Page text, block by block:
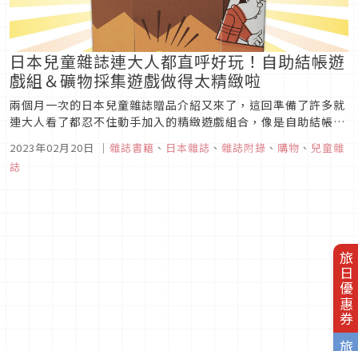
旅日優惠券
日本兒童雜誌連大人都直呼好玩！自助結帳遊
戲組＆礦物採集遊戲做得太精緻啦
兩個月一次的日本兒童雜誌贈品介紹又來了，這回準備了許多就
連大人看了都忍不住動手加入的精緻遊戲組合，像是自助結帳購
時光，暫時無法到日本超難預約的POKEMON CAFE也沒關係，
可以先入手最可愛的皮卡丘鬧鐘喚你起床哦！
2023年02月20日 ｜ 雜誌書籍 、 日本雜誌 、 雜誌附錄 、 購物 、 兒童雜
誌